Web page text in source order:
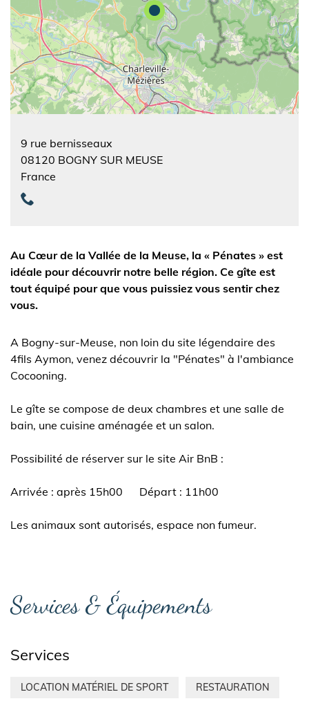
9 rue bernisseaux
08120 BOGNY SUR MEUSE
France
Au Cœur de la Vallée de la Meuse, la « Pénates » est
idéale pour découvrir notre belle région. Ce gîte est
tout équipé pour que vous puissiez vous sentir chez
vous.
A Bogny-sur-Meuse, non loin du site légendaire des
4fils Aymon, venez découvrir la "Pénates" à l'ambiance
Cocooning.
Le gîte se compose de deux chambres et une salle de
bain, une cuisine aménagée et un salon.
Possibilité de réserver sur le site Air BnB :
Arrivée : après 15h00 Départ : 11h00
Les animaux sont autorisés, espace non fumeur.
Services & Équipements
Services
LOCATION MATÉRIEL DE SPORT RESTAURATION